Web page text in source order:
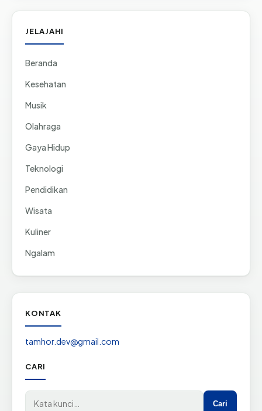
JELAJAHI
Beranda
Kesehatan
Musik
Olahraga
Gaya Hidup
Teknologi
Pendidikan
Wisata
Kuliner
Ngalam
KONTAK
tamhor.dev@gmail.com
CARI
Cari di situs
Cari